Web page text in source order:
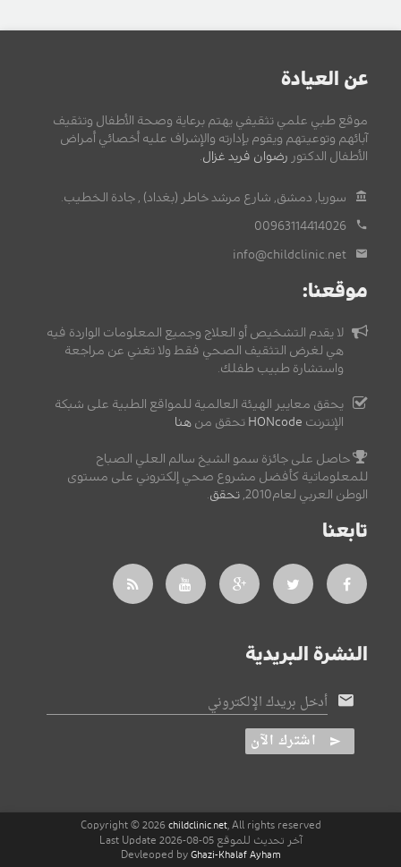
عن العيادة
موقع طبي علمي تثقيفي يهتم برعاية وصحة الأطفال وتثقيف
آبائهم وتوعيتهم ويقوم بإدارته والإشراف عليه أخصائي أمراض
الأطفال الدكتور رضوان فريد غزال.
سوريا, دمشق, شارع مرشد خاطر (بغداد) , جادة الخطيب.
00963114414026
info@childclinic.net
موقعنا:
لا يقدم التشخيص أو العلاج وجميع المعلومات الواردة فيه
هي لغرض التثقيف الصحي فقط ولا تغني عن مراجعة
واستشارة طبيب طفلك.
يحقق معايير الهيئة العالمية للمواقع الطبية على شبكة
الإنترنت HONcode تحقق من هنا
حاصل على جائزة سمو الشيخ سالم العلي الصباح
للمعلوماتية كأفضل مشروع صحي إلكتروني على مستوى
الوطن العربي لعام2010,
تحقق.
تابعنا
النشرة البريدية
أدخل بريدك الإلكتروني
اشترك الآن
Copyright © 2026 childclinic.net, All rights reserved
آخر تحديث للموقع 05-08-2026 Last Update
Devleoped by Ghazi-Khalaf Ayham